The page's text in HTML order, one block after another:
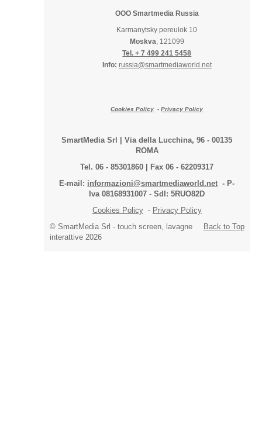
OOO Smartmedia Russia
Karmanytsky pereulok 10
Moskva, 121099
Tel. + 7 499 241 5458
Info: russia@smartmediaworld.net
Cookies Policy -Privacy Policy
SmartMedia Srl | Via della Lucchina, 96 - 00135
ROMA
Tel. 06 - 85301860 | Fax 06 - 62209317
E-mail: informazioni@smartmediaworld.net - P-
Iva 08168931007 -SdI: 5RUO82D
Cookies Policy- Privacy Policy
Back to Top
© SmartMedia Srl - touch screen, lavagne
interattive 2026